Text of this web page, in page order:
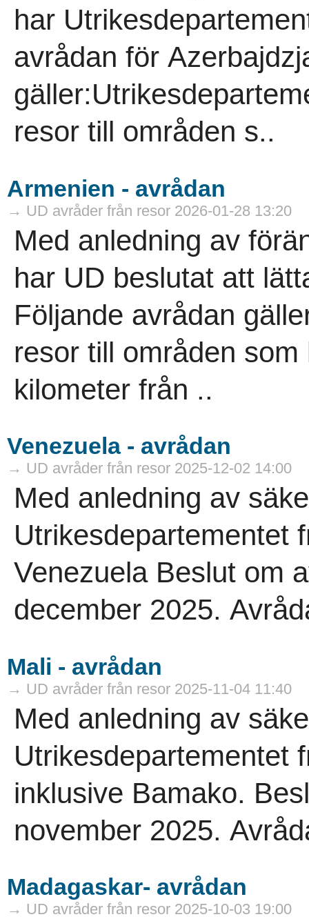
har
avrådan för
resor till områden s..
Armenien - avrådan
→ UD avråder från resor 2026-01-28 13:20
Med anledning av
har UD beslutat att
Följande avrådan
resor till områden
kilometer från ..
Venezuela - avrådan
→ UD avråder från resor 2025-12-02 14:00
Med anledning av
Utrikesdepartementet
Venezuela Beslut om
december 2025.
Mali - avrådan
→ UD avråder från resor 2025-11-04 11:40
Med anledning av
Utrikesdepartementet
inklusive Bamako.
november 2025.
Madagaskar- avrådan
→ UD avråder från resor 2025-10-03 19:00